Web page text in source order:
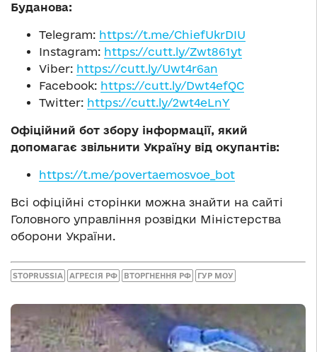
Буданова:
Telegram: https://t.me/ChiefUkrDIU
Instagram: https://cutt.ly/Zwt861yt
Viber: https://cutt.ly/Uwt4r6an
Facebook: https://cutt.ly/Dwt4efQC
Twitter: https://cutt.ly/2wt4eLnY
Офіційний бот збору інформації, який
допомагає звільнити Україну від окупантів:
https://t.me/povertaemosvoe_bot
Всі офіційні сторінки можна знайти на сайті
Головного управління розвідки Міністерства
оборони України.
STOPRUSSIA АГРЕСІЯ РФ ВТОРГНЕННЯ РФ ГУР МОУ